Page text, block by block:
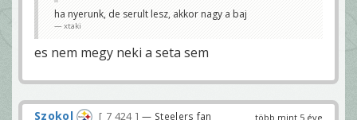
ha nyerunk, de serult lesz, akkor nagy a baj
xtaki
es nem megy neki a seta sem
több mint 5 éve
Szokol 7 424 — Steelers fan